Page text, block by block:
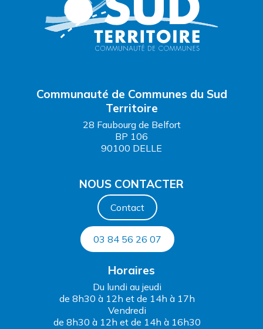
Communauté de Communes du Sud
Territoire
28 Faubourg de Belfort
BP 106
90100 DELLE
NOUS CONTACTER
Contact
03 84 56 26 07
Horaires
Du lundi au jeudi
de 8h30 à 12h et de 14h à 17h
Vendredi
de 8h30 à 12h et de 14h à 16h30